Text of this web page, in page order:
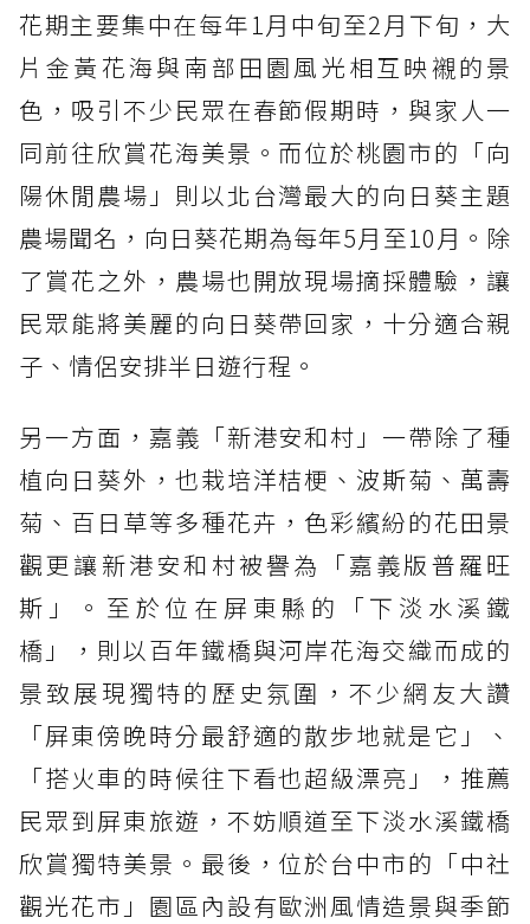
花期主要集中在每年1月中旬至2月下旬，大
片金黃花海與南部田園風光相互映襯的景
色，吸引不少民眾在春節假期時，與家人一
同前往欣賞花海美景。而位於桃園市的「向
陽休閒農場」則以北台灣最大的向日葵主題
農場聞名，向日葵花期為每年5月至10月。除
了賞花之外，農場也開放現場摘採體驗，讓
民眾能將美麗的向日葵帶回家，十分適合親
子、情侶安排半日遊行程。
另一方面，嘉義「新港安和村」一帶除了種
植向日葵外，也栽培洋桔梗、波斯菊、萬壽
菊、百日草等多種花卉，色彩繽紛的花田景
觀更讓新港安和村被譽為「嘉義版普羅旺
斯」。至於位在屏東縣的「下淡水溪鐵
橋」，則以百年鐵橋與河岸花海交織而成的
景致展現獨特的歷史氛圍，不少網友大讚
「屏東傍晚時分最舒適的散步地就是它」、
「搭火車的時候往下看也超級漂亮」，推薦
民眾到屏東旅遊，不妨順道至下淡水溪鐵橋
欣賞獨特美景。最後，位於台中市的「中社
觀光花市」園區內設有歐洲風情造景與季節